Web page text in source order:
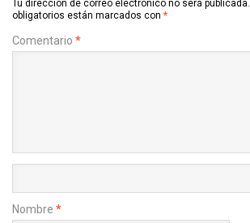
Tu dirección de correo electrónico no será publicada.
obligatorios están marcados con *
Comentario *
Nombre *